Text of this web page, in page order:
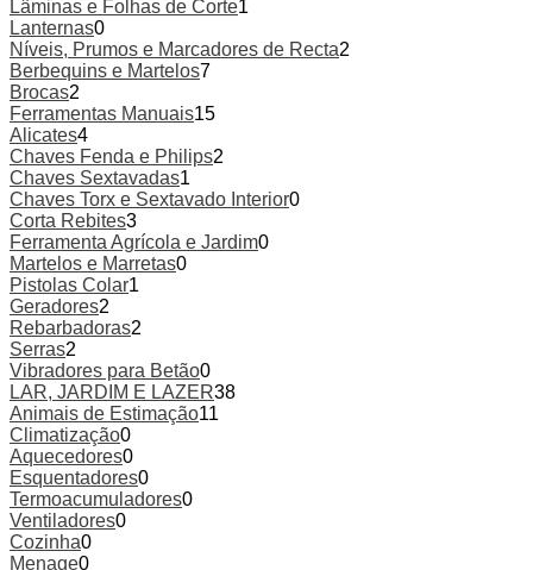
Lâminas e Folhas de Corte1
Lanternas0
Níveis, Prumos e Marcadores de Recta2
Berbequins e Martelos7
Brocas2
Ferramentas Manuais15
Alicates4
Chaves Fenda e Philips2
Chaves Sextavadas1
Chaves Torx e Sextavado Interior0
Corta Rebites3
Ferramenta Agrícola e Jardim0
Martelos e Marretas0
Pistolas Colar1
Geradores2
Rebarbadoras2
Serras2
Vibradores para Betão0
LAR, JARDIM E LAZER38
Animais de Estimação11
Climatização0
Aquecedores0
Esquentadores0
Termoacumuladores0
Ventiladores0
Cozinha0
Menage0